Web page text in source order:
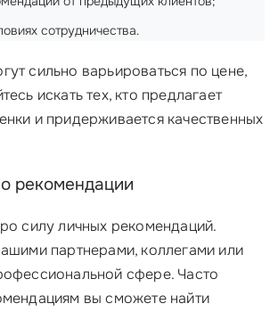
сотрудничества.
сильно варьироваться по цене,
искать тех, кто предлагает
и придерживается качественных
рекомендации
силу личных рекомендаций.
партнерами, коллегами или
сфере. Часто
вы сможете найти